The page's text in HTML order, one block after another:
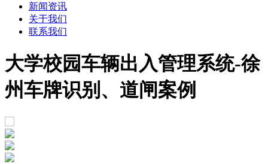
新闻资讯
关于我们
联系我们
大学校园车辆出入管理系统-徐
州车牌识别、道闸案例